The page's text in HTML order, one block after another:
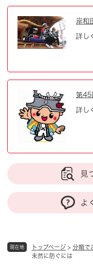
現在地 トップページ > 分類で
未然に防ぐには
岸和
詳し
第45
詳し
見
よ